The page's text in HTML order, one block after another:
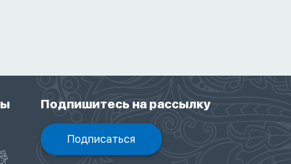
Подпишитесь на рассылку
Подписаться